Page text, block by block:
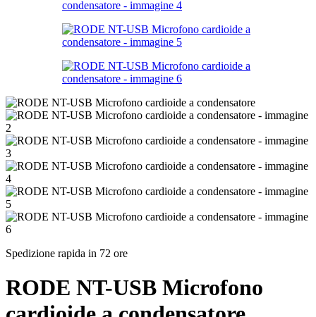
Spedizione rapida in 72 ore
RODE NT-USB Microfono